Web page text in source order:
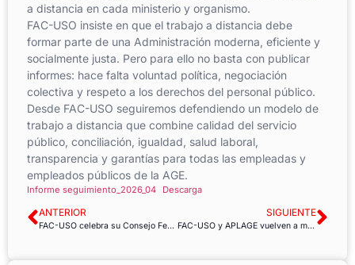
a distancia en cada ministerio y organismo.
FAC-USO insiste en que el trabajo a distancia debe
formar parte de una Administración moderna, eficiente y
socialmente justa. Pero para ello no basta con publicar
informes: hace falta voluntad política, negociación
colectiva y respeto a los derechos del personal público.
Desde FAC-USO seguiremos defendiendo un modelo de
trabajo a distancia que combine calidad del servicio
público, conciliación, igualdad, salud laboral,
transparencia y garantías para todas las empleadas y
empleados públicos de la AGE.
Informe seguimiento_2026_04 Descarga
ANTERIOR
FAC-USO celebra su Consejo Federal Extraordinario previo al 13º Congreso Confederal de USO
SIGUIENTE
FAC-USO y APLAGE vuelven a movilizar al personal civil de Defensa en 108 centros de toda España